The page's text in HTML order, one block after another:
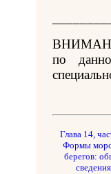
по
Глава 14,
Формы
берегов: